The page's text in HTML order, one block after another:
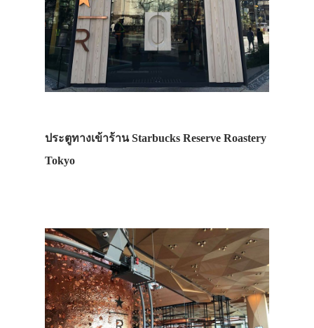
ประตูทางเข้าร้าน Starbucks Reserve Roastery
Tokyo